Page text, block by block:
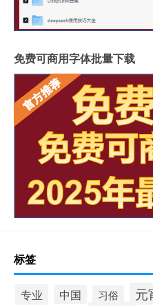
免费可商用字体批量下载
标签
专业 中国 习俗 元